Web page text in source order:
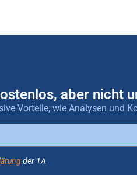
aber nicht
Vorteile, wie Analysen und
der 1A